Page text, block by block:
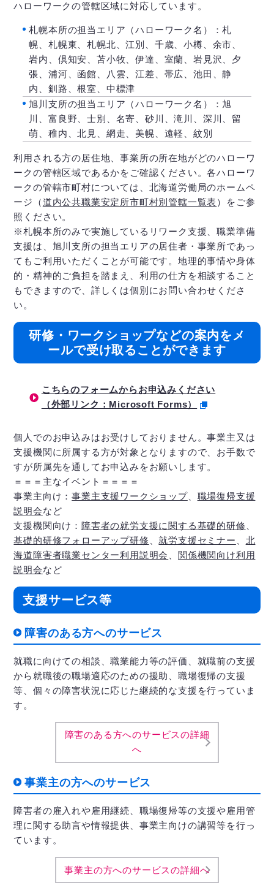
ハローワークの管轄区域に対応しています。
札幌本所の担当エリア（ハローワーク名）：札
幌、札幌東、札幌北、江別、千歳、小樽、余市、
岩内、倶知安、苫小牧、伊達、室蘭、岩見沢、夕
張、浦河、函館、八雲、江差、帯広、池田、静
内、釧路、根室、中標津
旭川支所の担当エリア（ハローワーク名）：旭
川、富良野、士別、名寄、砂川、滝川、深川、留
萌、稚内、北見、網走、美幌、遠軽、紋別
利用される方の居住地、事業所の所在地がどのハローワ
ークの管轄区域であるかをご確認ください。各ハローワ
ークの管轄市町村については、北海道労働局のホームペ
ージ（道内公共職業安定所市町村別管轄一覧表）をご参
照ください。
※札幌本所のみで実施しているリワーク支援、職業準備
支援は、旭川支所の担当エリアの居住者・事業所であっ
てもご利用いただくことが可能です。地理的事情や身体
的・精神的ご負担を踏まえ、利用の仕方を相談すること
もできますので、詳しくは個別にお問い合わせくださ
い。
研修・ワークショップなどの案内をメ
ールで受け取ることができます
こちらのフォームからお申込みください
（外部リンク：Microsoft Forms）
個人でのお申込みはお受けしておりません。事業主又は
支援機関に所属する方が対象となりますので、お手数で
すが所属先を通してお申込みをお願いします。
＝＝＝主なイベント＝＝＝＝
事業主向け：事業主支援ワークショップ、 職場復帰支援
説明会など
支援機関向け：障害者の就労支援に関する基礎的研修
基礎的研修フォローアップ研修 、就労支援セミナー
北
海道障害者職業センター利用説明会
関係機関向け利用
説明会など
支援サービス等
障害のある方へのサービス
就職に向けての相談、職業能力等の評価、就職前の支援
から就職後の職場適応のための援助、職場復帰の支援
等、個々の障害状況に応じた継続的な支援を行っていま
す。
障害のある方へのサービスの詳細
へ
事業主の方へのサービス
障害者の雇入れや雇用継続、職場復帰等の支援や雇用管
理に関する助言や情報提供、事業主向けの講習等を行っ
ています。
事業主の方へのサービスの詳細へ